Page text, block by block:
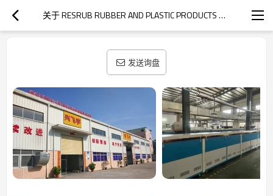
关于 RESRUB RUBBER AND PLASTIC PRODUCTS MANUFACTURER
发送询盘